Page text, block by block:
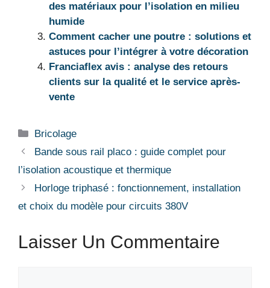
des matériaux pour l’isolation en milieu
humide
Comment cacher une poutre : solutions et
astuces pour l’intégrer à votre décoration
Franciaflex avis : analyse des retours
clients sur la qualité et le service après-
vente
Catégories
Bricolage
Bande sous rail placo : guide complet pour
l’isolation acoustique et thermique
Horloge triphasé : fonctionnement, installation
et choix du modèle pour circuits 380V
Laisser Un Commentaire